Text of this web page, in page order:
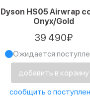
HS05 Airwrap
Onyx/Gold
39 490₽
Ожидается
добавить в корзину
сообщить о